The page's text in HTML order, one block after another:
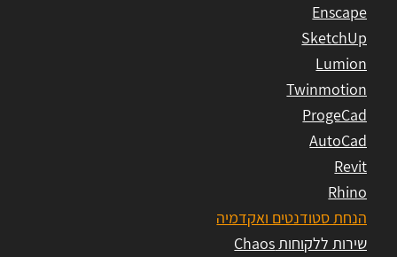
Enscape
SketchUp
Lumion
Twinmotion
ProgeCad
AutoCad
Revit
Rhino
הנחת סטודנטים ואקדמיה
שירות ללקוחות Chaos